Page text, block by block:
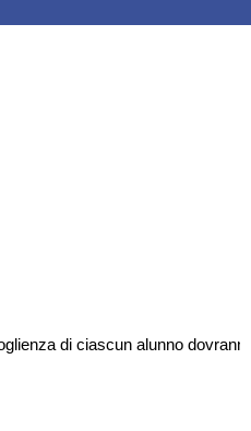
di ciascun alunno dovranno